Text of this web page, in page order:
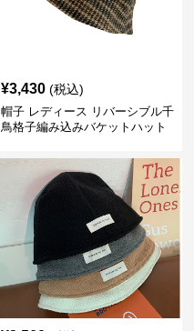
¥3,430 (税込)
帽子 レディース リバーシブル千
鳥格子編み込みバケットハット